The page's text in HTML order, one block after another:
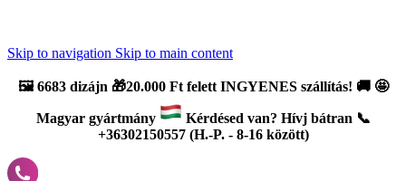
Skip to navigation Skip to main content
🖼️6683 dizájn 🎁20.000 Ft felett INGYENES szállítás! 🚚 🤩
Magyar gyártmány
Kérdésed van? Hívj bátran 📞
+36302150557 (H.-P. - 8-16 között)